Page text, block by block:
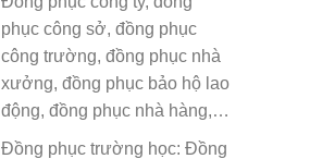
phục công sở, đồng phục
công trường, đồng phục nhà
xưởng, đồng phục bảo hộ lao
động, đồng phục nhà hàng,…
Đồng phục trường học: Đồng